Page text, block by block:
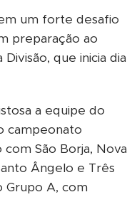
um forte desafio
preparação ao
que inicia dia
a equipe do
campeonato
com São Borja, Nova
Ângelo e Três
Grupo A, com